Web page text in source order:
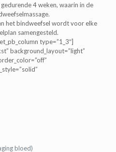
4 weken, waarin in de
het bindweefsel wordt voor elke
samengesteld.
type=”1_3″]
background_layout=”light”
bloed)